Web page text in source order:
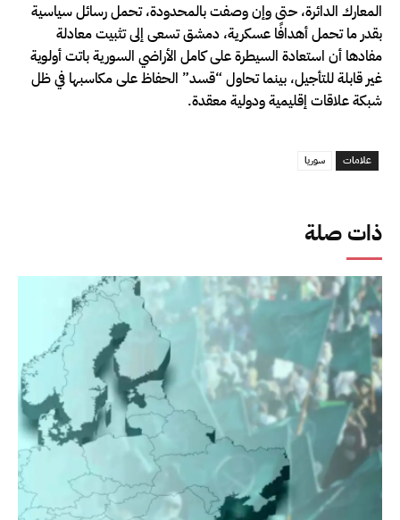
ذات صلة
المعارك الدائرة، حتى وإن وصفت بالمحدودة، تحمل رسائل سياسية
بقدر ما تحمل أهدافًا عسكرية، دمشق تسعى إلى تثبيت معادلة
مفادها أن استعادة السيطرة على كامل الأراضي السورية باتت أولوية
غير قابلة للتأجيل، بينما تحاول “قسد” الحفاظ على مكاسبها في ظل
شبكة علاقات إقليمية ودولية معقدة.
علامات سوريا